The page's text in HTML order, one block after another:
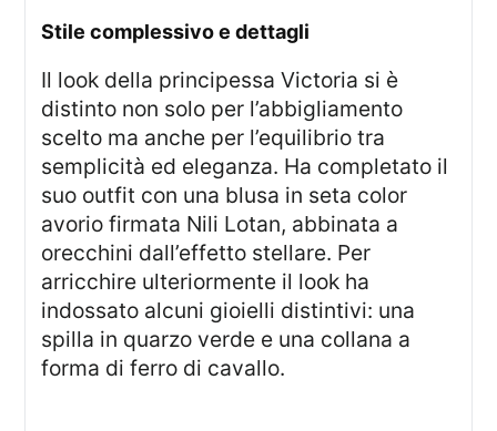
stile complessivo e dettagli
Il look della principessa Victoria si è
distinto non solo per l’abbigliamento
scelto ma anche per l’equilibrio tra
semplicità ed eleganza. Ha completato il
suo outfit con una blusa in seta color
avorio firmata Nili Lotan, abbinata a
orecchini dall’effetto stellare. Per
arricchire ulteriormente il look ha
indossato alcuni gioielli distintivi: una
spilla in quarzo verde e una collana a
forma di ferro di cavallo.